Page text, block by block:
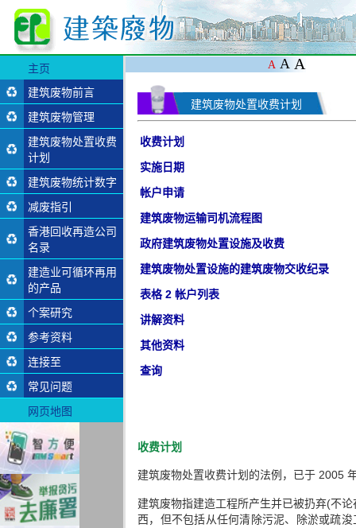
主页
建筑废物前言
建筑废物管理
公众填料接收设施
筛选分类设施
堆填区
离岛废物转运设施
建筑废物处置收费
计划
建筑废物统计数字
减废指引
计及技术
原料管理
废物管理
教育及培训
香港回收再造公司
名录
建造业可循环再用
的产品
再造建造物料名录
建造业可循环再用
的物料
个案研究
参考资料
连接至
常见问题
网页地图
A A A
建筑废物处置收费计划
收费计划
实施日期
帐户申请
建筑废物运输司机流程图
政府建筑废物处置设施及收费
建筑废物处置设施的建筑废物交收纪录
表格 2 帐户列表
讲解资料
其他资料
查询
收费计划
建筑废物处置收费计划的法例，已于 2005
建筑废物指建造工程所产生并已被扔弃(不
西，但不包括从任何清除污泥、除淤或疏